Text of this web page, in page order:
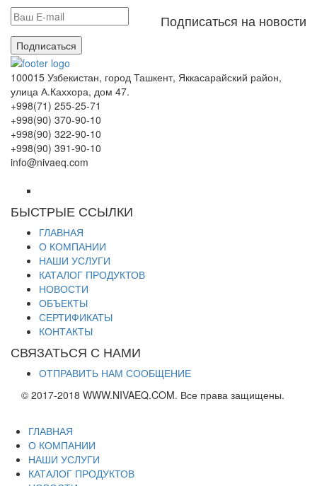
Подписаться на новости
Подписаться
100015 Узбекистан, город Ташкент, Яккасарайский район,
улица А.Каххора, дом 47.
+998(71) 255-25-71
+998(90) 370-90-10
+998(90) 322-90-10
+998(90) 391-90-10
info@nivaeq.com
БЫСТРЫЕ ССЫЛКИ
ГЛАВНАЯ
О КОМПАНИИ
НАШИ УСЛУГИ
КАТАЛОГ ПРОДУКТОВ
НОВОСТИ
ОБЪЕКТЫ
СЕРТИФИКАТЫ
КОНТАКТЫ
СВЯЗАТЬСЯ С НАМИ
ОТПРАВИТЬ НАМ СООБЩЕНИЕ
© 2017-2018 WWW.NIVAEQ.COM. Все права защищены.
ГЛАВНАЯ
О КОМПАНИИ
НАШИ УСЛУГИ
КАТАЛОГ ПРОДУКТОВ